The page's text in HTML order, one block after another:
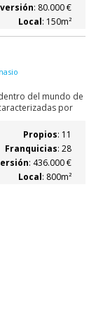
: 80.000 €
Local: 150m²
del mundo de
por
amplia gama de
Propios: 11
Franquicias: 28
: 436.000 €
Local: 800m²